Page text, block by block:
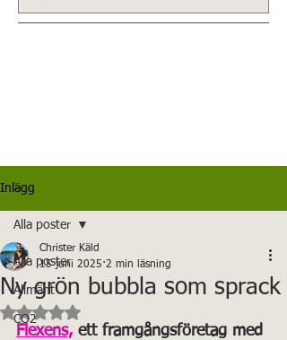
Inlägg
Alla poster
Allmänt
CO2
Alla poster
Ny grön bubbla som sprack
Christer Käld
15 juni 2025 2 min läsning
Betygsatt till NaN av 5 stjärnor.
Flexens, ett framgångsföretag med